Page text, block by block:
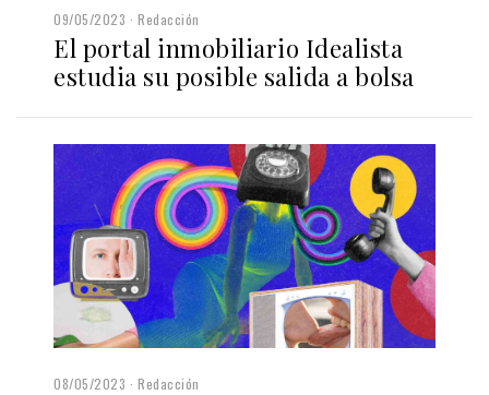
09/05/2023 Redacción
El portal inmobiliario Idealista
estudia su posible salida a bolsa
08/05/2023 Redacción